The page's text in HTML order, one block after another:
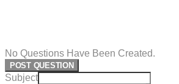
No Questions Have Been Created.
POST QUESTION
Subject